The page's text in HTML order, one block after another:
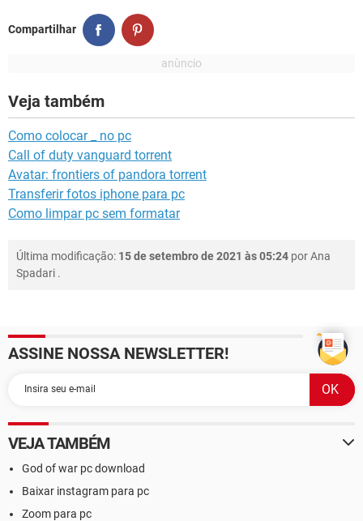
Compartilhar
Veja também
Como colocar _ no pc
Call of duty vanguard torrent
Avatar: frontiers of pandora torrent
Transferir fotos iphone para pc
Como limpar pc sem formatar
Última modificação: 15 de setembro de 2021 às 05:24 porAna
Spadari .
ASSINE NOSSA NEWSLETTER!
VEJA TAMBÉM
God of war pc download
Baixar instagram para pc
Zoom para pc